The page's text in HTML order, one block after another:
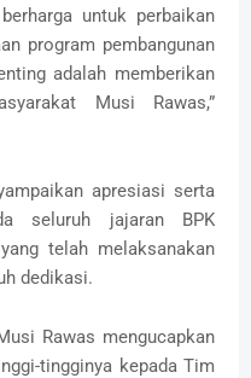
untuk perbaikan
program pembangunan
adalah memberikan
Musi Rawas,”
apresiasi serta
seluruh jajaran BPK
telah melaksanakan
dedikasi.
Rawas mengucapkan
tingginya kepada Tim